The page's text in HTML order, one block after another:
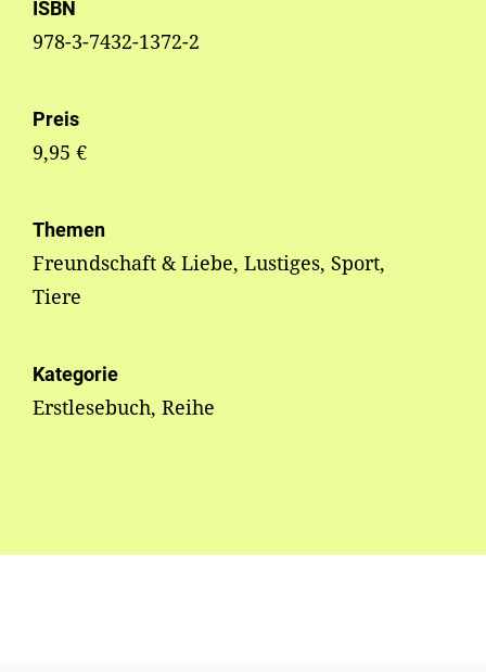
ISBN
978-3-7432-1372-2
Preis
9,95 €
Themen
Freundschaft & Liebe, Lustiges, Sport,
Tiere
Kategorie
Erstlesebuch, Reihe